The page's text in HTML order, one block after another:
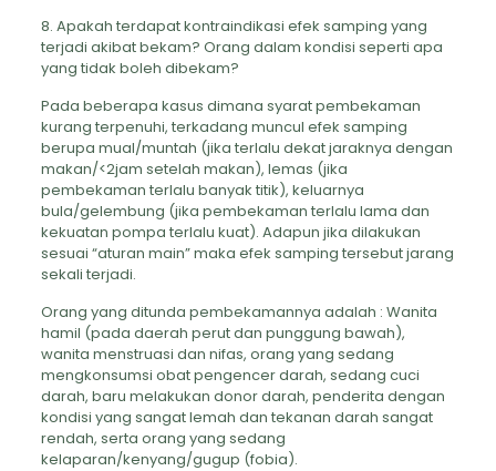
8. Apakah terdapat kontraindikasi efek samping yang
terjadi akibat bekam? Orang dalam kondisi seperti apa
yang tidak boleh dibekam?
Pada beberapa kasus dimana syarat pembekaman
kurang terpenuhi, terkadang muncul efek samping
berupa mual/muntah (jika terlalu dekat jaraknya dengan
makan/<2jam setelah makan), lemas (jika
pembekaman terlalu banyak titik), keluarnya
bula/gelembung (jika pembekaman terlalu lama dan
kekuatan pompa terlalu kuat). Adapun jika dilakukan
sesuai “aturan main” maka efek samping tersebut jarang
sekali terjadi.
Orang yang ditunda pembekamannya adalah : Wanita
hamil (pada daerah perut dan punggung bawah),
wanita menstruasi dan nifas, orang yang sedang
mengkonsumsi obat pengencer darah, sedang cuci
darah, baru melakukan donor darah, penderita dengan
kondisi yang sangat lemah dan tekanan darah sangat
rendah, serta orang yang sedang
kelaparan/kenyang/gugup (fobia).